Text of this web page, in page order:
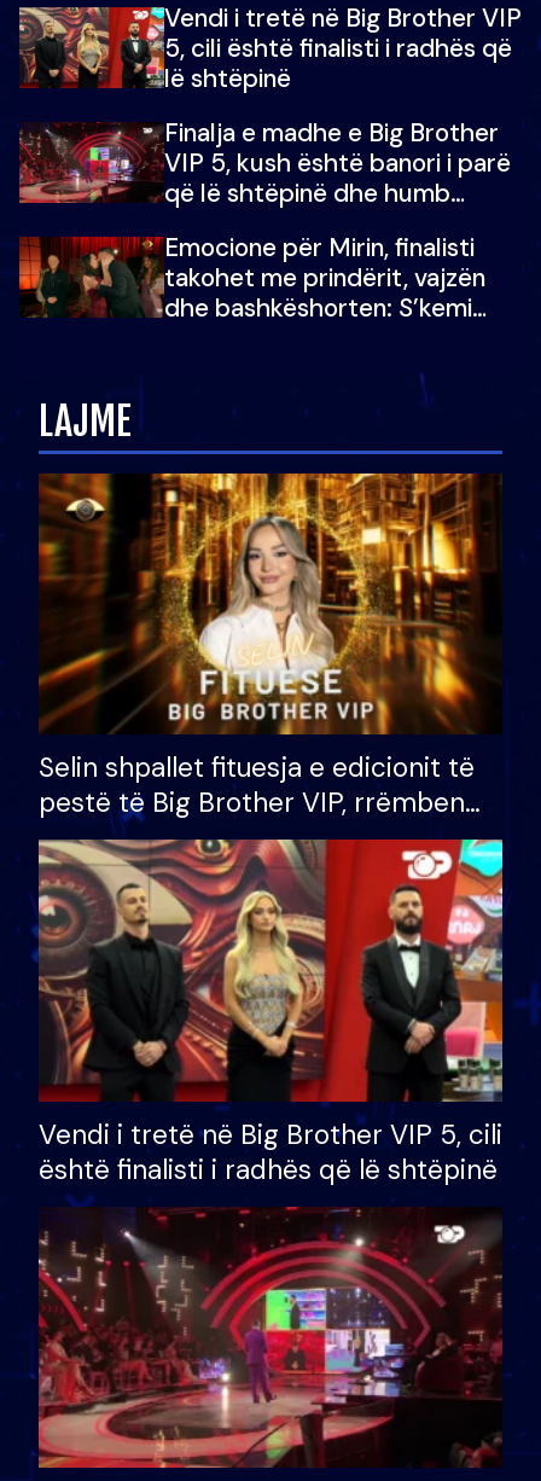
Vendi i tretë në Big Brother VIP
5, cili është finalisti i radhës që
lë shtëpinë
Finalja e madhe e Big Brother
VIP 5, kush është banori i parë
që lë shtëpinë dhe humb
çmimin e madh
Emocione për Mirin, finalisti
takohet me prindërit, vajzën
dhe bashkëshorten: S’kemi
LAJME
Selin shpallet fituesja e edicionit të
pestë të Big Brother VIP, rrëmben
çmimin e madh prej 100 mijë eurosh
Vendi i tretë në Big Brother VIP 5, cili
është finalisti i radhës që lë shtëpinë